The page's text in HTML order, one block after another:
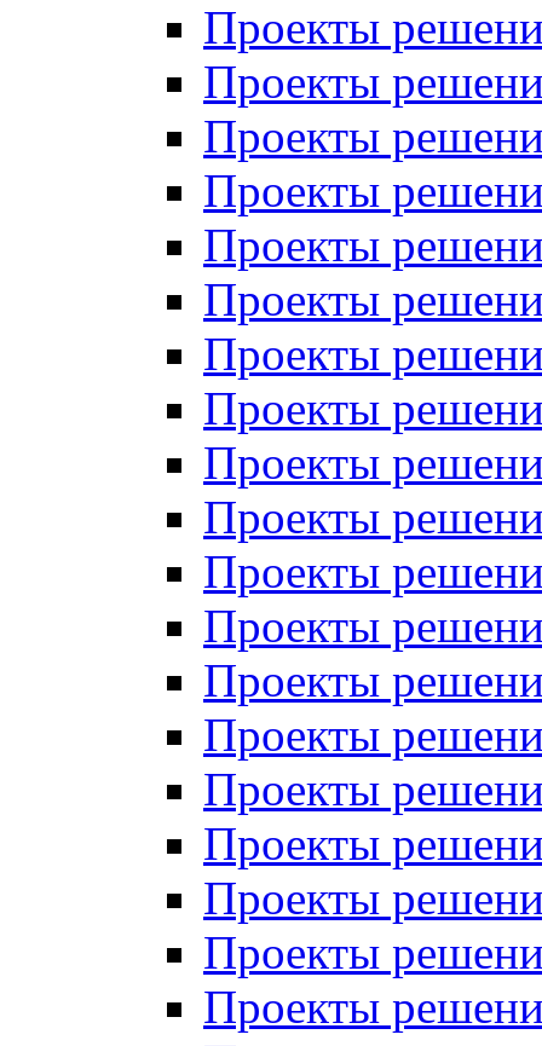
Проекты
Проекты
Проекты
Проекты
Проекты
Проекты
Проекты
Проекты
Проекты
Проекты
Проекты
Проекты
Проекты
Проекты
Проекты
Проекты
Проекты
Проекты
Проекты